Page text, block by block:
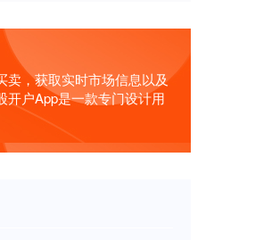
卖，获取实时市场信息以及
户App是一款专门设计用